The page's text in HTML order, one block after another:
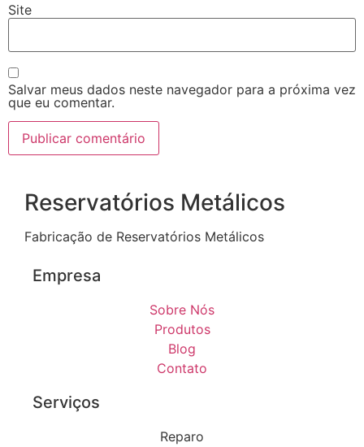
Site
Salvar meus dados neste navegador para a próxima vez
que eu comentar.
Reservatórios Metálicos
Fabricação de Reservatórios Metálicos
Empresa
Sobre Nós
Produtos
Blog
Contato
Serviços
Reparo